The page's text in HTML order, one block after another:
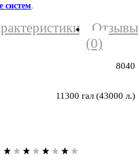
систем
Отзывы
(0)
8040
11300 гал (43000 л.)